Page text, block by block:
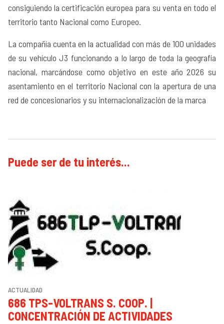
consiguiendo la certificación europea para su venta en todo el
territorio tanto Nacional como Europeo.
La compañía cuenta en la actualidad con más de 100 unidades
de su vehículo J3 funcionando a lo largo de toda la geografía
nacional, marcándose como objetivo en este año 2026 su
asentamiento en el territorio Nacional con la apertura de una
red de concesionarios y su internacionalización de la marca
Puede ser de tu interés...
ACTUALIDAD
686 TPS-VOLTRANS S. COOP. |
CONCENTRACIÓN DE ACTIVIDADES